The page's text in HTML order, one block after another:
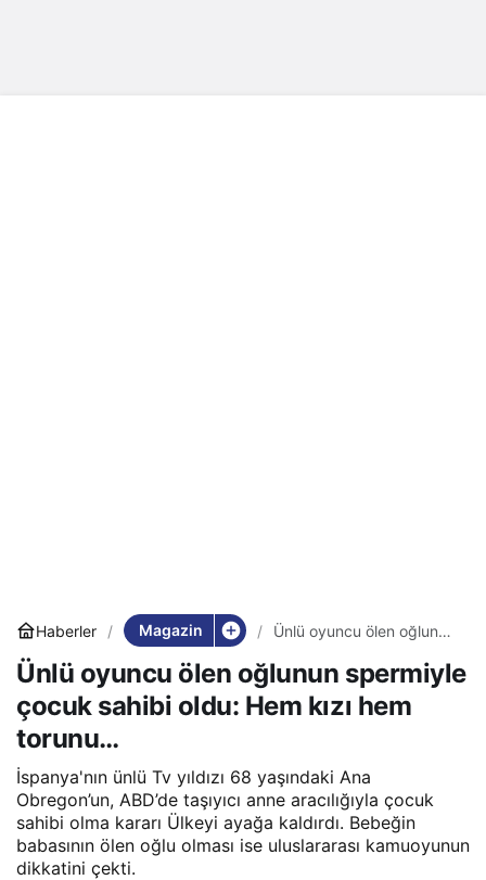
Haberler Magazin
Ünlü oyuncu ölen oğlunun
oldu: Hem kızı hem
torunu…
Ünlü oyuncu ölen oğlunun spermiyle
çocuk sahibi oldu: Hem kızı hem
torunu…
İspanya'nın ünlü Tv yıldızı 68 yaşındaki Ana
Obregon’un, ABD’de taşıyıcı anne aracılığıyla çocuk
sahibi olma kararı Ülkeyi ayağa kaldırdı. Bebeğin
babasının ölen oğlu olması ise uluslararası kamuoyunun
dikkatini çekti.